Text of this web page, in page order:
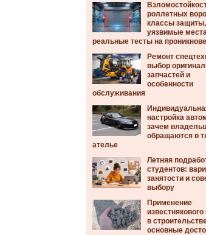
роллетных
классы защиты,
уязвимые
реальные тесты на
Ремонт
выбор
запчастей и
особенности
обслуживания
настройка
зачем
обращаются в
ателье
Летняя
студентов:
занятости и
выбору
Применение
в
основные